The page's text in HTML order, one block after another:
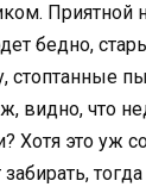
Приятной
бедно,
стоптанные
видно, что
Хотя это уж